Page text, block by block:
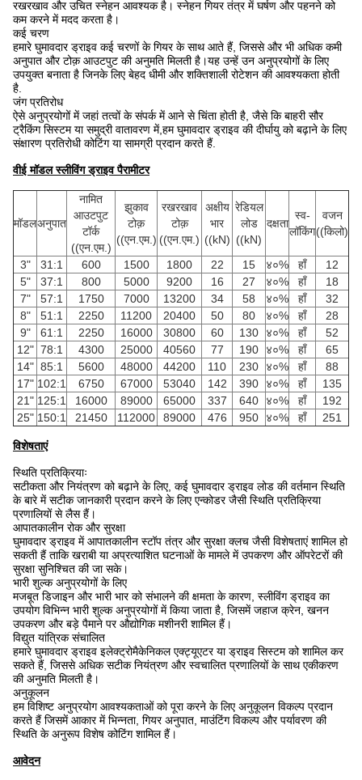
रखरखाव और उचित स्नेहन आवश्यक है। स्नेहन गियर तंत्र में घर्षण और पहनने को
कम करने में मदद करता है।
कई चरण
हमारे घुमावदार ड्राइव कई चरणों के गियर के साथ आते हैं, जिससे और भी अधिक कमी
अनुपात और टोक़ आउटपुट की अनुमति मिलती है।यह उन्हें उन अनुप्रयोगों के लिए
उपयुक्त बनाता है जिनके लिए बेहद धीमी और शक्तिशाली रोटेशन की आवश्यकता होती
है.
जंग प्रतिरोध
ऐसे अनुप्रयोगों में जहां तत्वों के संपर्क में आने से चिंता होती है, जैसे कि बाहरी सौर
ट्रैकिंग सिस्टम या समुद्री वातावरण में,हम घुमावदार ड्राइव की दीर्घायु को बढ़ाने के लिए
संक्षारण प्रतिरोधी कोटिंग या सामग्री प्रदान करते हैं.
वीई मॉडल स्लीविंग ड्राइव पैरामीटर
मॉडलअनुपात
नामित
आउटपुट
टॉर्क
((एन.एम.)
झुकाव
टोक़
((एन.एम.)
रखरखाव
टोक़
((एन.एम.)
अक्षीय
भार
((kN)
रेडियल
लोड
((kN)
दक्षता
स्व-
लॉकिंग
वजन
((किलो)
3" 31:1 600 1500 1800 22 15 ४०% हाँ
12
5"
37:1 800 5000 9200 16 27 ४०% हाँ
18
7"
57:1 1750 7000 13200 34 58 ४०% हाँ
32
8"
51:1 2250 11200 20400 50 80 ४०% हाँ
28
9"
61:1 2250 16000 30800 60 130 ४०% हाँ
52
12" 78:1 4300 25000 40560 77 190 ४०% हाँ
65
14" 85:1 5600 48000 44200 110 230 ४०% हाँ
88
17" 102:1 6750 67000 53040 142 390 ४०% हाँ
135
21" 125:1 16000 89000 65000 337 640 ४०% हाँ
192
25" 150:1 21450 112000 89000 476 950 ४०% हाँ 251
विशेषताएं
स्थिति प्रतिक्रियाः
सटीकता और नियंत्रण को बढ़ाने के लिए, कई घुमावदार ड्राइव लोड की वर्तमान स्थिति
के बारे में सटीक जानकारी प्रदान करने के लिए एन्कोडर जैसी स्थिति प्रतिक्रिया
प्रणालियों से लैस हैं।
आपातकालीन रोक और सुरक्षा
घुमावदार ड्राइव में आपातकालीन स्टॉप तंत्र और सुरक्षा क्लच जैसी विशेषताएं शामिल हो
सकती हैं ताकि खराबी या अप्रत्याशित घटनाओं के मामले में उपकरण और ऑपरेटरों की
सुरक्षा सुनिश्चित की जा सके।
भारी शुल्क अनुप्रयोगों के लिए
मजबूत डिजाइन और भारी भार को संभालने की क्षमता के कारण, स्लीविंग ड्राइव का
उपयोग विभिन्न भारी शुल्क अनुप्रयोगों में किया जाता है, जिसमें जहाज क्रेन, खनन
उपकरण और बड़े पैमाने पर औद्योगिक मशीनरी शामिल हैं।
विद्युत यांत्रिक संचालित
हमारे घुमावदार ड्राइव इलेक्ट्रोमैकेनिकल एक्ट्यूएटर या ड्राइव सिस्टम को शामिल कर
सकते हैं, जिससे अधिक सटीक नियंत्रण और स्वचालित प्रणालियों के साथ एकीकरण
की अनुमति मिलती है।
अनुकूलन
हम विशिष्ट अनुप्रयोग आवश्यकताओं को पूरा करने के लिए अनुकूलन विकल्प प्रदान
करते हैं जिसमें आकार में भिन्नता, गियर अनुपात, माउंटिंग विकल्प और पर्यावरण की
स्थिति के अनुरूप विशेष कोटिंग शामिल हैं।
आवेदन